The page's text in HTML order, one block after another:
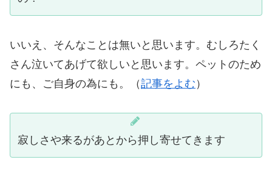
いいえ、そんなことは無いと思います。むしろたく
さん泣いてあげて欲しいと思います。ペットのため
にも、ご自身の為にも。（記事をよむ ）
寂しさや来るがあとから押し寄せてきます